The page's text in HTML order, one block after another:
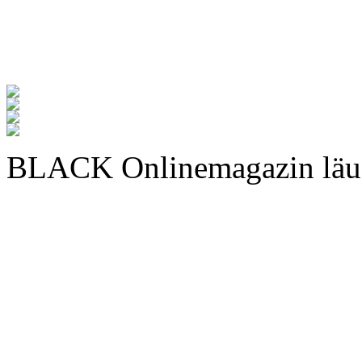
BLACK Onlinemagazin